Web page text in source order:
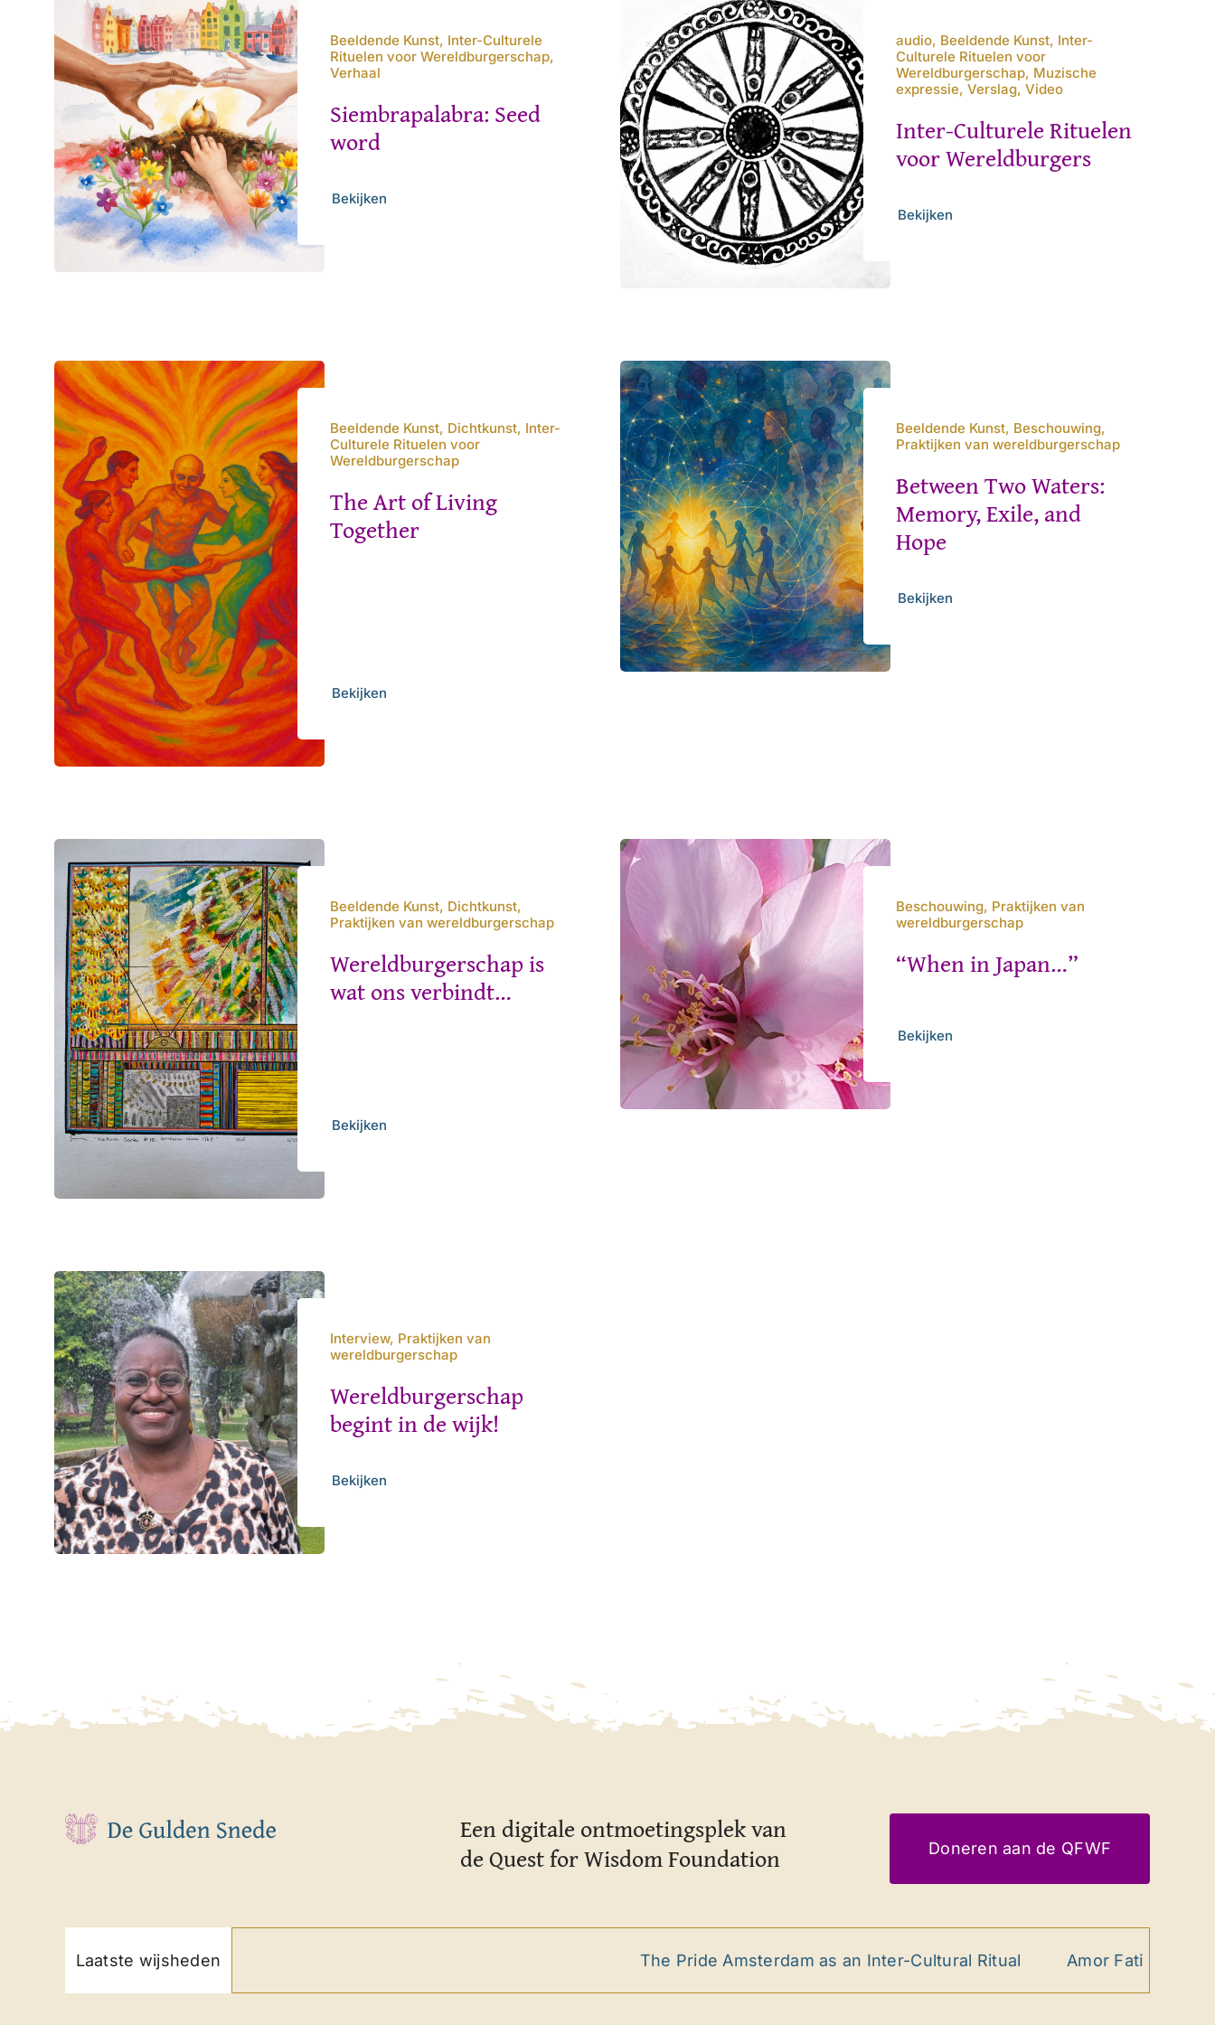
Beeldende Kunst, Inter-Culturele
Rituelen voor Wereldburgerschap,
Verhaal
Siembrapalabra: Seed
word
Bekijken
audio, Beeldende Kunst, Inter-
Culturele Rituelen voor
Wereldburgerschap, Muzische
expressie, Verslag, Video
Inter-Culturele Rituelen
voor Wereldburgers
Bekijken
Beeldende Kunst, Dichtkunst, Inter-
Culturele Rituelen voor
Wereldburgerschap
The Art of Living
Together
Bekijken
Beeldende Kunst, Beschouwing,
Praktijken van wereldburgerschap
Between Two Waters:
Memory, Exile, and
Hope
Bekijken
Beeldende Kunst, Dichtkunst,
Praktijken van wereldburgerschap
Wereldburgerschap is
wat ons verbindt…
Bekijken
Beschouwing, Praktijken van
wereldburgerschap
“When in Japan…”
Bekijken
Interview, Praktijken van
wereldburgerschap
Wereldburgerschap
begint in de wijk!
Bekijken
Een digitale ontmoetingsplek van
de Quest for Wisdom Foundation
Doneren aan de QFWF
Laatste wijsheden The Pride Amsterdam as an Inter-Cultural Ritual Amor Fati Samenspel